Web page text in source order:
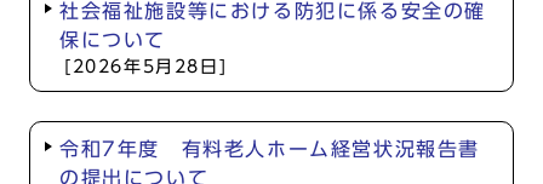
社会福祉施設等における防犯に係る安全の確
保について
[2026年5月28日]
令和7年度 有料老人ホーム経営状況報告書
の提出について